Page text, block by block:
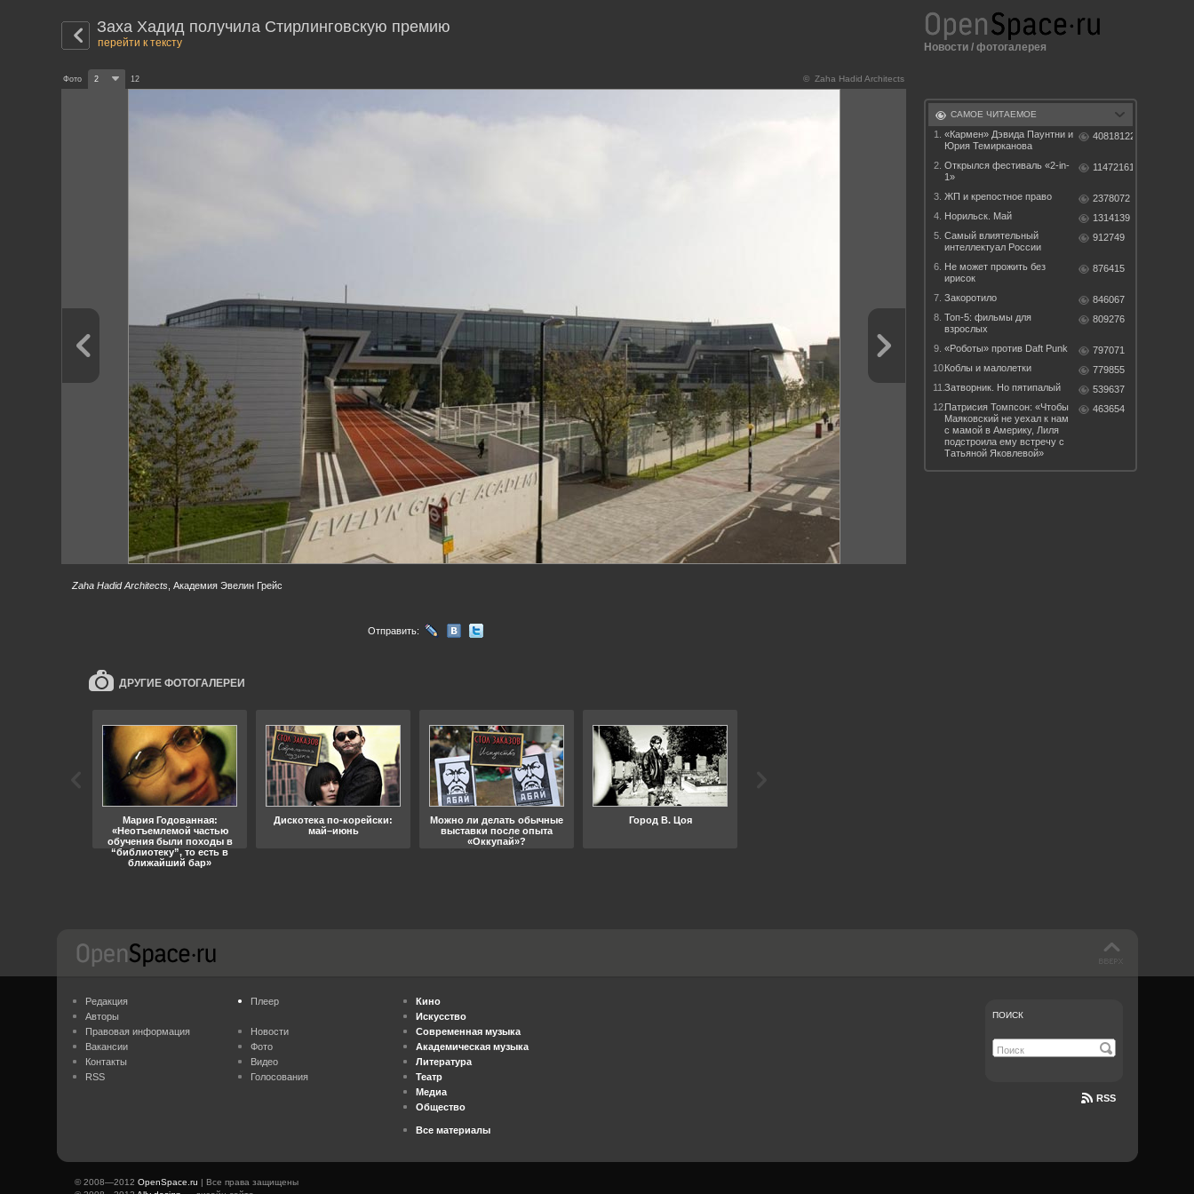
Заха Хадид получила Стирлинговскую премию
перейти к тексту
© Zaha Hadid Architects
Фото 2 12
Zaha Hadid Architects , Академия Эвелин Грейс
Отправить:
ДРУГИЕ ФОТОГАЛЕРЕИ
Мария Годованная:
«Неотъемлемой частью
обучения были походы в
“библиотеку”, то есть в
ближайший бар»
Дискотека по-корейски:
май–июнь
Можно ли делать обычные
выставки после опыта
«Оккупай»?
Город В. Цоя
Новости / фотогалерея
САМОЕ ЧИТАЕМОЕ
1.
«Кармен» Дэвида Паунтни и
Юрия Темирканова
40818122
2. Открылся фестиваль «2-in-
1»
11472161
3. ЖП и крепостное право
2378072
4. Норильск. Май
1314139
5. Самый влиятельный
интеллектуал России
912749
6. Не может прожить без
ирисок
876415
7. Закоротило
846067
8. Топ-5: фильмы для
взрослых
809276
9. «Роботы» против Daft Punk
797071
10.Коблы и малолетки
779855
11.Затворник. Но пятипалый
539637
12.Патрисия Томпсон: «Чтобы
Маяковский не уехал к нам
с мамой в Америку, Лиля
подстроила ему встречу с
Татьяной Яковлевой»
463654
Редакция
Авторы
Правовая информация
Вакансии
Контакты
RSS
Плеер
Новости
Фото
Видео
Голосования
Кино
Искусство
Современная музыка
Академическая музыка
Литература
Театр
Медиа
Общество
Все материалы
ПОИСК
RSS
© 2008—2012 OpenSpace.ru | Все права защищены